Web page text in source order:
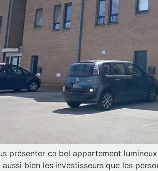
présenter ce bel appartement
bien les investisseurs que les